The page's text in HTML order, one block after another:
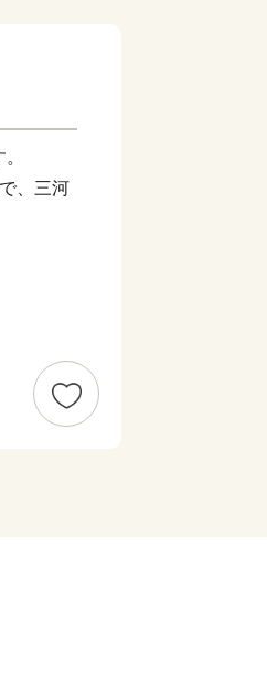
、三河
文化を
家にも